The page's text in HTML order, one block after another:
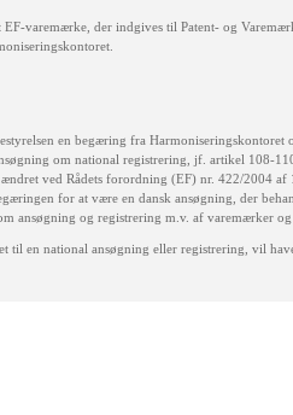
varemærke, der indgives til Patent- og
en begæring fra Harmoniseringskontoret
om national registrering, jf. artikel 108-
ved Rådets forordning (EF) nr. 422/2004
for at være en dansk ansøgning, der
ansøgning og registrering m.v. af varemærker
til en national ansøgning eller registrering, vil